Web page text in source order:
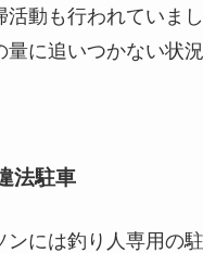
活動も行われていま
量に追いつかない状
法駐車
ンには釣り人専用の